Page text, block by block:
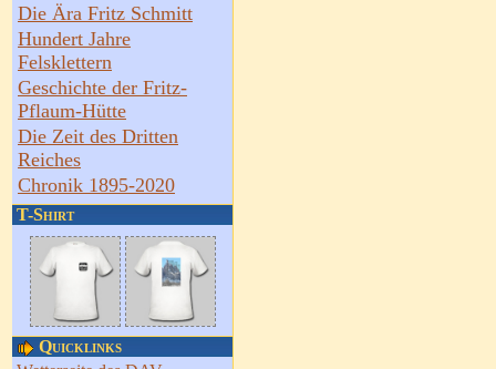
Die Ära Fritz Schmitt
Hundert Jahre
Felsklettern
Geschichte der Fritz-
Pflaum-Hütte
Die Zeit des Dritten
Reiches
Chronik 1895-2020
T-Shirt
Quicklinks